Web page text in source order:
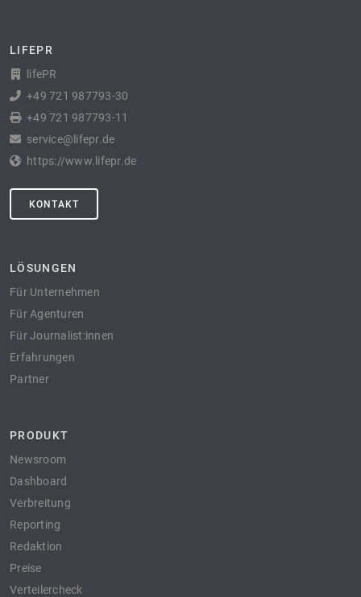
LIFEPR
lifePR
+49 721 987793-30
+49 721 987793-11
service@lifepr.de
https://www.lifepr.de
KONTAKT
LÖSUNGEN
Für Unternehmen
Für Agenturen
Für Journalist:innen
Erfahrungen
Partner
PRODUKT
Newsroom
Dashboard
Verbreitung
Reporting
Redaktion
Preise
Verteilercheck